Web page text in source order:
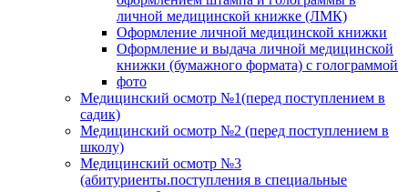
личной медицинской книжке (ЛМК)
Оформление личной медицинской книжки
Оформление и выдача личной медицинской
книжки (бумажного формата) с голограммой
фото
Медицинский осмотр №1(перед поступлением в
садик)
Медицинский осмотр №2 (перед поступлением в
школу)
Медицинский осмотр №3
(абитуриенты.поступления в специальные